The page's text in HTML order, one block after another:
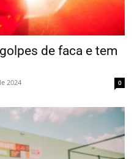
de faca e tem
2024 0